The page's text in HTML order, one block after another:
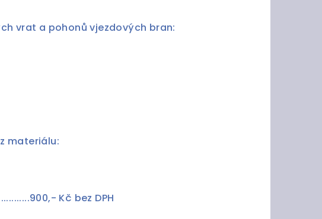
vrat a pohonů vjezdových bran:
materiálu:
Kč bez DPH